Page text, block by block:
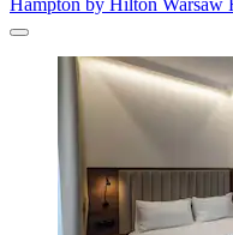
Hampton by Hilton Warsaw